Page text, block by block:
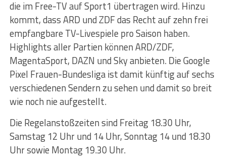
die im Free-TV auf Sport1 übertragen wird. Hinzu
kommt, dass ARD und ZDF das Recht auf zehn frei
empfangbare TV-Livespiele pro Saison haben.
Highlights aller Partien können ARD/ZDF,
MagentaSport, DAZN und Sky anbieten. Die Google
Pixel Frauen-Bundesliga ist damit künftig auf sechs
verschiedenen Sendern zu sehen und damit so breit
wie noch nie aufgestellt.
Die Regelanstoßzeiten sind Freitag 18.30 Uhr,
Samstag 12 Uhr und 14 Uhr, Sonntag 14 und 18.30
Uhr sowie Montag 19.30 Uhr.